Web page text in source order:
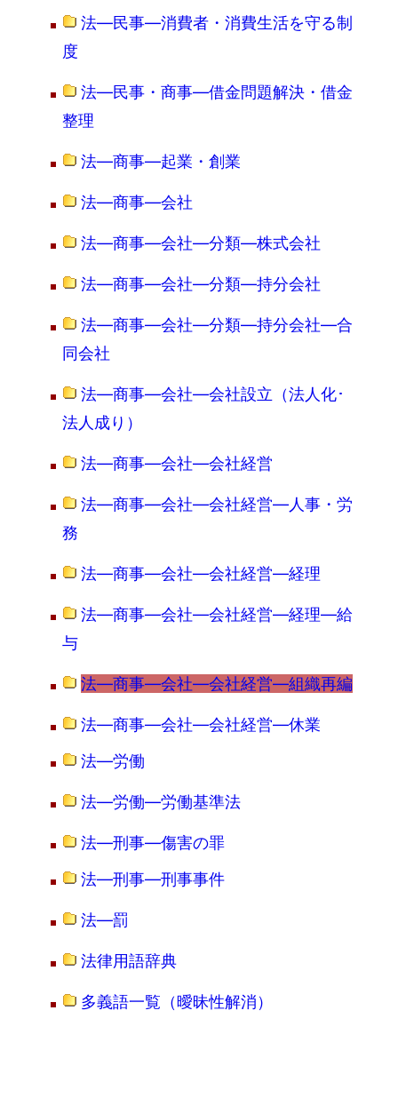
法―民事―消費者・消費生活を守る制
度
法―民事・商事―借金問題解決・借金
整理
法―商事―起業・創業
法―商事―会社
法―商事―会社―分類―株式会社
法―商事―会社―分類―持分会社
法―商事―会社―分類―持分会社―合
同会社
法―商事―会社―会社設立（法人化･
法人成り）
法―商事―会社―会社経営
法―商事―会社―会社経営―人事・労
務
法―商事―会社―会社経営―経理
法―商事―会社―会社経営―経理―給
与
法―商事―会社―会社経営―組織再編
法―商事―会社―会社経営―休業
法―労働
法―労働―労働基準法
法―刑事―傷害の罪
法―刑事―刑事事件
法―罰
法律用語辞典
多義語一覧（曖昧性解消）